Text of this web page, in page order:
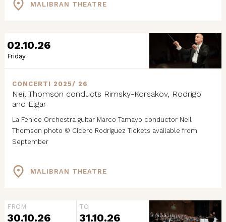
MALIBRAN THEATRE
02.10.26
Friday
CONCERTI 2025/ 26
Neil Thomson conducts Rimsky-Korsakov, Rodrigo
and Elgar
La Fenice Orchestra guitar Marco Tamayo conductor Neil
Thomson photo © Cicero Rodriguez Tickets available from
September
MALIBRAN THEATRE
FROM
30.10.26
TO
31.10.26